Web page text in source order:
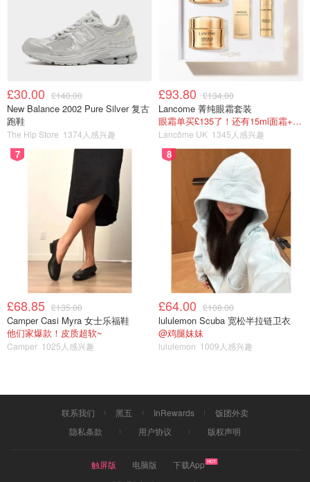
£30.00 £140.00
New Balance 2002 Pure Silver 复古
跑鞋
The Hip Store 1374人感兴趣
£93.80 £134.00
Lancome 菁纯眼霜套装
眼霜单买£135了！还有15ml面霜+5ml精华~！
Lancôme UK 1345人感兴趣
7
£68.85 £135.00
Camper Casi Myra 女士乐福鞋
他们家爆款！皮质超软~
Camper 1025人感兴趣
8
£64.00 £108.00
lululemon Scuba 宽松半拉链卫衣
@鸡腿妹妹
lululemon 1009人感兴趣
联系我们 黑五 InRewards
饭团外卖
隐私条款
用户协议 版权声明
触屏版 电脑版
下载App